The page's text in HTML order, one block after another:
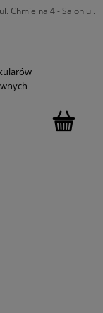
Chmielna 4 - Salon ul.